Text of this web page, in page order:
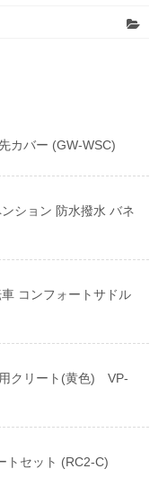
カバー (GW-WSC)
ション 防水撥水 バネ
コンフォートサドル
クリート(黄色) VP-
トセット (RC2-C)